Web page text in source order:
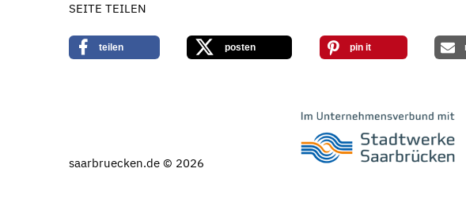
SEITE TEILEN
teilen posten pin it
saarbruecken.de © 2026